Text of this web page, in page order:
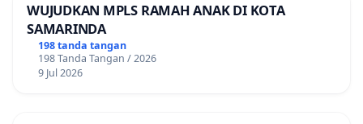
WUJUDKAN MPLS RAMAH ANAK DI KOTA
SAMARINDA
198 tanda tangan
198 Tanda Tangan / 2026
9 Jul 2026